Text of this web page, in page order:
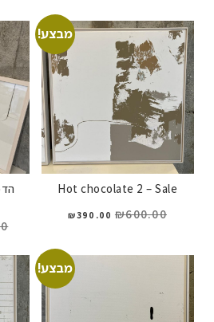
מבצע!
Hot chocolate 2 – Sale
₪600.00
₪390.00
מבצע!